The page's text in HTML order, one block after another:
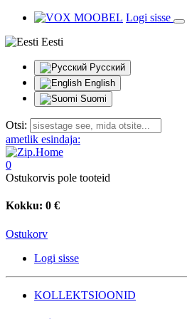
Logi sisse
Eesti
Русский
English
Suomi
Otsi:
ametlik esindaja:
0
Ostukorvis pole tooteid
Kokku: 0 €
Ostukorv
Logi sisse
KOLLEKTSIOONID